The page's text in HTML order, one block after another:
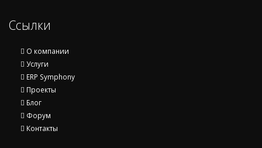
Ссылки
О компании
Услуги
ERP Symphony
Проекты
Блог
Форум
Контакты